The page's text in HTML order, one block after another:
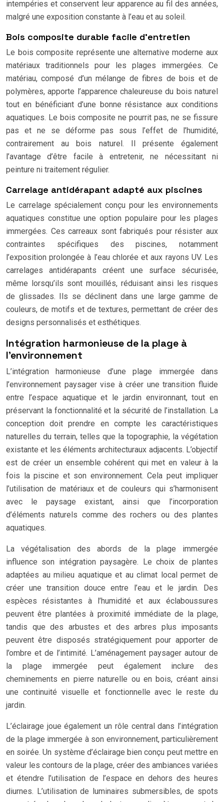
intempéries et conservent leur apparence au fil des années,
malgré une exposition constante à l’eau et au soleil.
Bois composite durable facile d’entretien
Le bois composite représente une alternative moderne aux
matériaux traditionnels pour les plages immergées. Ce
matériau, composé d’un mélange de fibres de bois et de
polymères, apporte l’apparence chaleureuse du bois naturel
tout en bénéficiant d’une bonne résistance aux conditions
aquatiques. Le bois composite ne pourrit pas, ne se fissure
pas et ne se déforme pas sous l’effet de l’humidité,
contrairement au bois naturel. Il présente également
l’avantage d’être facile à entretenir, ne nécessitant ni
peinture ni traitement régulier.
Carrelage antidérapant adapté aux piscines
Le carrelage spécialement conçu pour les environnements
aquatiques constitue une option populaire pour les plages
immergées. Ces carreaux sont fabriqués pour résister aux
contraintes spécifiques des piscines, notamment
l’exposition prolongée à l’eau chlorée et aux rayons UV. Les
carrelages antidérapants créent une surface sécurisée,
même lorsqu’ils sont mouillés, réduisant ainsi les risques
de glissades. Ils se déclinent dans une large gamme de
couleurs, de motifs et de textures, permettant de créer des
designs personnalisés et esthétiques.
Intégration harmonieuse de la plage à
l’environnement
L’intégration harmonieuse d’une plage immergée dans
l’environnement paysager vise à créer une transition fluide
entre l’espace aquatique et le jardin environnant, tout en
préservant la fonctionnalité et la sécurité de l’installation. La
conception doit prendre en compte les caractéristiques
naturelles du terrain, telles que la topographie, la végétation
existante et les éléments architecturaux adjacents. L’objectif
est de créer un ensemble cohérent qui met en valeur à la
fois la piscine et son environnement. Cela peut impliquer
l’utilisation de matériaux et de couleurs qui s’harmonisent
avec le paysage existant, ainsi que l’incorporation
d’éléments naturels comme des rochers ou des plantes
aquatiques.
La végétalisation des abords de la plage immergée
influence son intégration paysagère. Le choix de plantes
adaptées au milieu aquatique et au climat local permet de
créer une transition douce entre l’eau et le jardin. Des
espèces résistantes à l’humidité et aux éclaboussures
peuvent être plantées à proximité immédiate de la plage,
tandis que des arbustes et des arbres plus imposants
peuvent être disposés stratégiquement pour apporter de
l’ombre et de l’intimité. L’aménagement paysager autour de
la plage immergée peut également inclure des
cheminements en pierre naturelle ou en bois, créant ainsi
une continuité visuelle et fonctionnelle avec le reste du
jardin.
L’éclairage joue également un rôle central dans l’intégration
de la plage immergée à son environnement, particulièrement
en soirée. Un système d’éclairage bien conçu peut mettre en
valeur les contours de la plage, créer des ambiances variées
et étendre l’utilisation de l’espace en dehors des heures
diurnes. L’utilisation de luminaires submersibles, de spots